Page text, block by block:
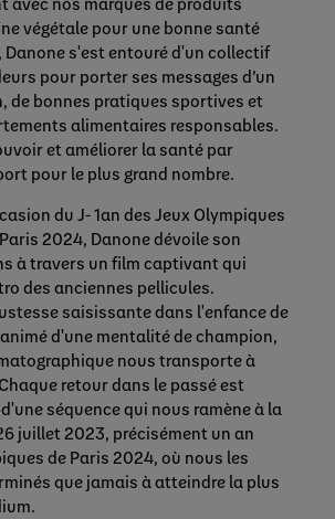
végétale pour une bonne santé
Danone s'est entouré d'un collectif
pour porter ses messages d’un
de bonnes pratiques sportives et
alimentaires responsables.
et améliorer la santé par
pour le plus grand nombre.
du J- 1an des Jeux Olympiques
2024, Danone dévoile son
à travers un film captivant qui
des anciennes pellicules.
saisissante dans l'enfance de
d'une mentalité de champion,
nous transporte à
retour dans le passé est
séquence qui nous ramène à la
juillet 2023, précisément un an
de Paris 2024, où nous les
que jamais à atteindre la plus